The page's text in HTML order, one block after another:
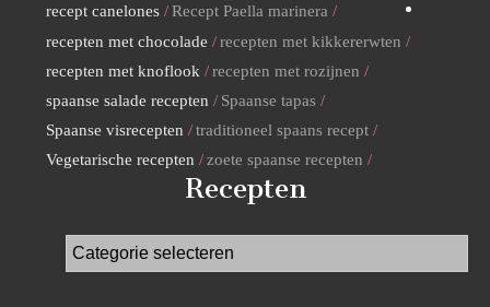
recept canelones
Recept Paella marinera
recepten met chocolade
recepten met kikkererwten
recepten met knoflook
recepten met rozijnen
spaanse salade recepten
Spaanse tapas
Spaanse visrecepten
traditioneel spaans recept
Vegetarische recepten
zoete spaanse recepten
Recepten